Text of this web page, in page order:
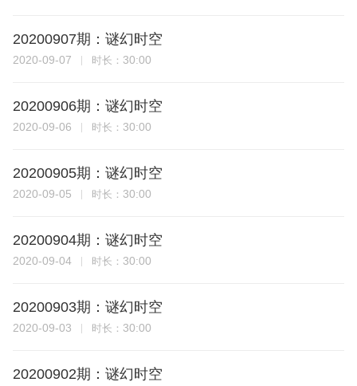
20200907期：谜幻时空
2020-09-07 时长： 30:00
20200906期：谜幻时空
2020-09-06 时长： 30:00
20200905期：谜幻时空
2020-09-05 时长： 30:00
20200904期：谜幻时空
2020-09-04 时长： 30:00
20200903期：谜幻时空
2020-09-03 时长： 30:00
20200902期：谜幻时空